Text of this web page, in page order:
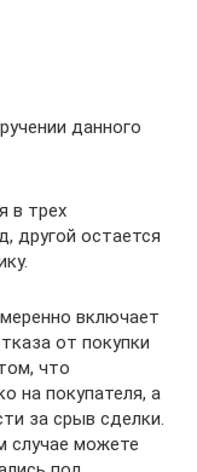
данного
в трех
другой остается
включает
от покупки
что
на покупателя, а
за срыв сделки.
случае можете